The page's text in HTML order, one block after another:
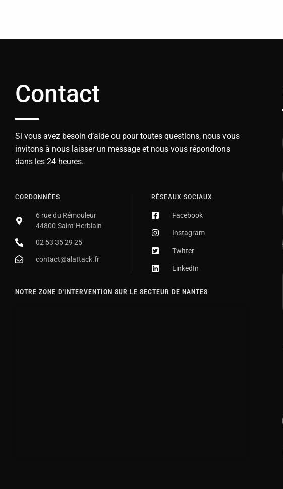
Contact
Si vous avez besoin d’aide ou pour toutes questions, nous vous
invitons à nous laisser un message et nous vous répondrons
dans les 24 heures.
CORDONNÉES
6 rue du Rémouleur
44800 Saint-Herblain
02 53 35 29 25
contact@alattack.fr
RÉSEAUX SOCIAUX
Facebook
Instagram
Twitter
LinkedIn
NOTRE ZONE D'INTERVENTION SUR LE SECTEUR DE NANTES